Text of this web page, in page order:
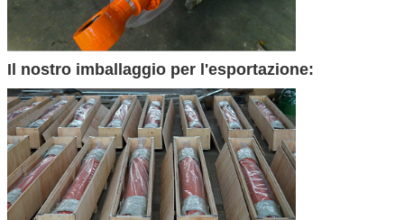
Il nostro imballaggio per l'esportazione: